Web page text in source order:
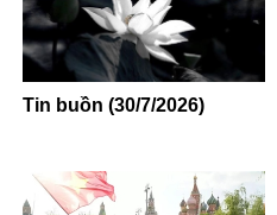
Tin buồn (30/7/2026)